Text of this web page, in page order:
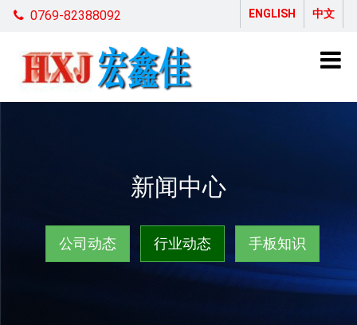
ENGLISH 中文
0769-82388092
新闻中心
公司动态 行业动态 手板知识